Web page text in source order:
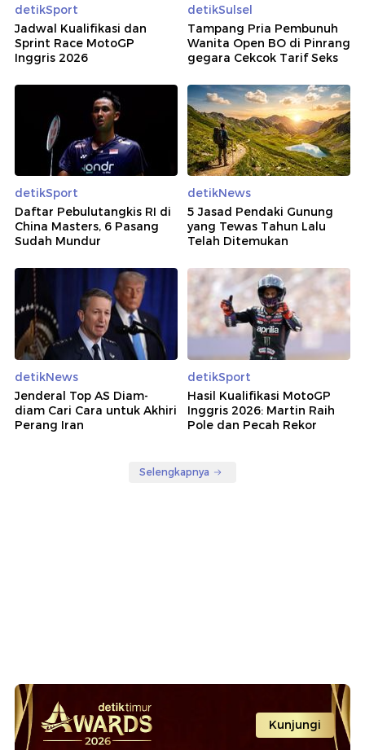
detikSport
Jadwal Kualifikasi dan
Sprint Race MotoGP
Inggris 2026
detikSulsel
Tampang Pria Pembunuh
Wanita Open BO di Pinrang
gegara Cekcok Tarif Seks
detikSport
Daftar Pebulutangkis RI di
China Masters, 6 Pasang
Sudah Mundur
detikNews
5 Jasad Pendaki Gunung
yang Tewas Tahun Lalu
Telah Ditemukan
detikNews
Jenderal Top AS Diam-
diam Cari Cara untuk Akhiri
Perang Iran
detikSport
Hasil Kualifikasi MotoGP
Inggris 2026: Martin Raih
Pole dan Pecah Rekor
Selengkapnya
Kunjungi